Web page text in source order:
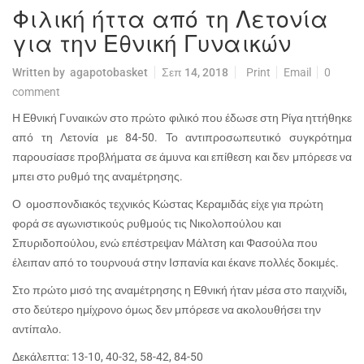
Φιλική ήττα από τη Λετονία
για την Εθνική Γυναικών
Written by agapotobasket Σεπ 14, 2018 Print Email
0
comment
Η Εθνική Γυναικών στο πρώτο φιλικό που έδωσε στη Ρίγα ηττήθηκε
από τη Λετονία με 84-50. Το αντιπροσωπευτικό συγκρότημα
παρουσίασε προβλήματα σε άμυνα και επίθεση και δεν μπόρεσε να
μπει στο ρυθμό της αναμέτρησης.
Ο ομοσπονδιακός τεχνικός Κώστας Κεραμιδάς είχε για πρώτη
φορά σε αγωνιστικούς ρυθμούς τις Νικολοπούλου και
Σπυριδοπούλου, ενώ επέστρεψαν Μάλτση και Φασούλα που
έλειπαν από το τουρνουά στην Ισπανία και έκανε πολλές δοκιμές.
Στο πρώτο μισό της αναμέτρησης η Εθνική ήταν μέσα στο παιχνίδι,
στο δεύτερο ημίχρονο όμως δεν μπόρεσε να ακολουθήσει την
αντίπαλο.
Δεκάλεπτα: 13-10, 40-32, 58-42, 84-50